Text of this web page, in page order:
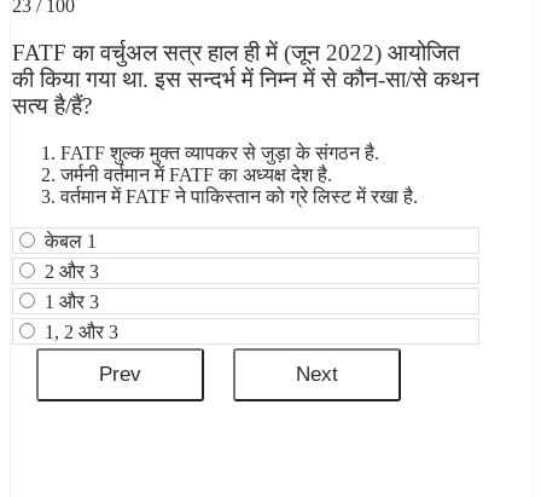
23 / 100
FATF का वर्चुअल सत्र हाल ही में (जून 2022) आयोजित
की किया गया था. इस सन्दर्भ में निम्न में से कौन-सा/से कथन
सत्य है/हैं?
FATF शुल्क मुक्त व्यापकर से जुड़ा के संगठन है.
जर्मनी वर्तमान में FATF का अध्यक्ष देश है.
वर्तमान में FATF ने पाकिस्तान को ग्रे लिस्ट में रखा है.
केबल 1
2 और 3
1 और 3
1, 2 और 3